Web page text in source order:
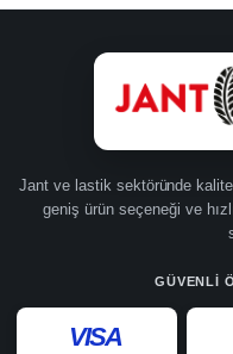
Jant ve lastik sektöründe
geniş ürün seçeneği ve
GÜVENLI
VISA